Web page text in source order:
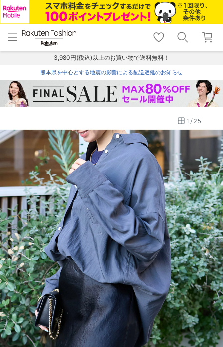
menu home
トップ
shopping_cart lock_outline
ログイン
3,980円(税込)以上のお買い物で送料無料！
熊本県を中心とする地震の影響による配送遅延のお知らせ
1/25